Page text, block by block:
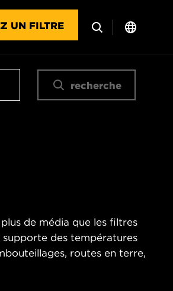
UN FILTRE
recherche
de média que les filtres
supporte des températures
routes en terre,